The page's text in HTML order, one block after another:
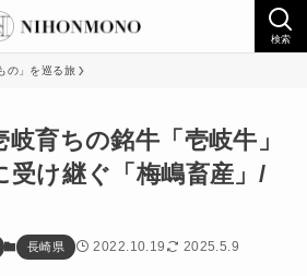
検索
の」を巡る旅
育ちの銘牛「壱岐牛」
受け継ぐ「梅嶋畜産」/
長崎県 2022.10.19 2025.5.9